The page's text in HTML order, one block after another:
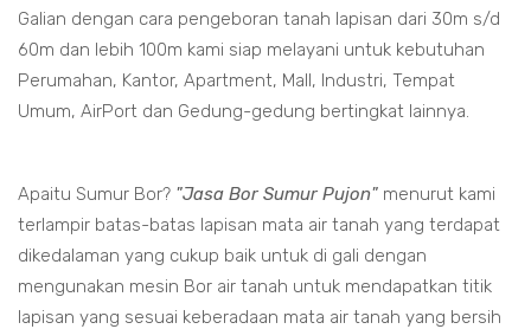
Galian dengan cara pengeboran tanah lapisan dari 30m s/d
60m dan lebih 100m kami siap melayani untuk kebutuhan
Perumahan, Kantor, Apartment, Mall, Industri, Tempat
Umum, AirPort dan Gedung-gedung bertingkat lainnya.
Apaitu Sumur Bor? "Jasa Bor Sumur Pujon" menurut kami
terlampir batas-batas lapisan mata air tanah yang terdapat
dikedalaman yang cukup baik untuk di gali dengan
mengunakan mesin Bor air tanah untuk mendapatkan titik
lapisan yang sesuai keberadaan mata air tanah yang bersih